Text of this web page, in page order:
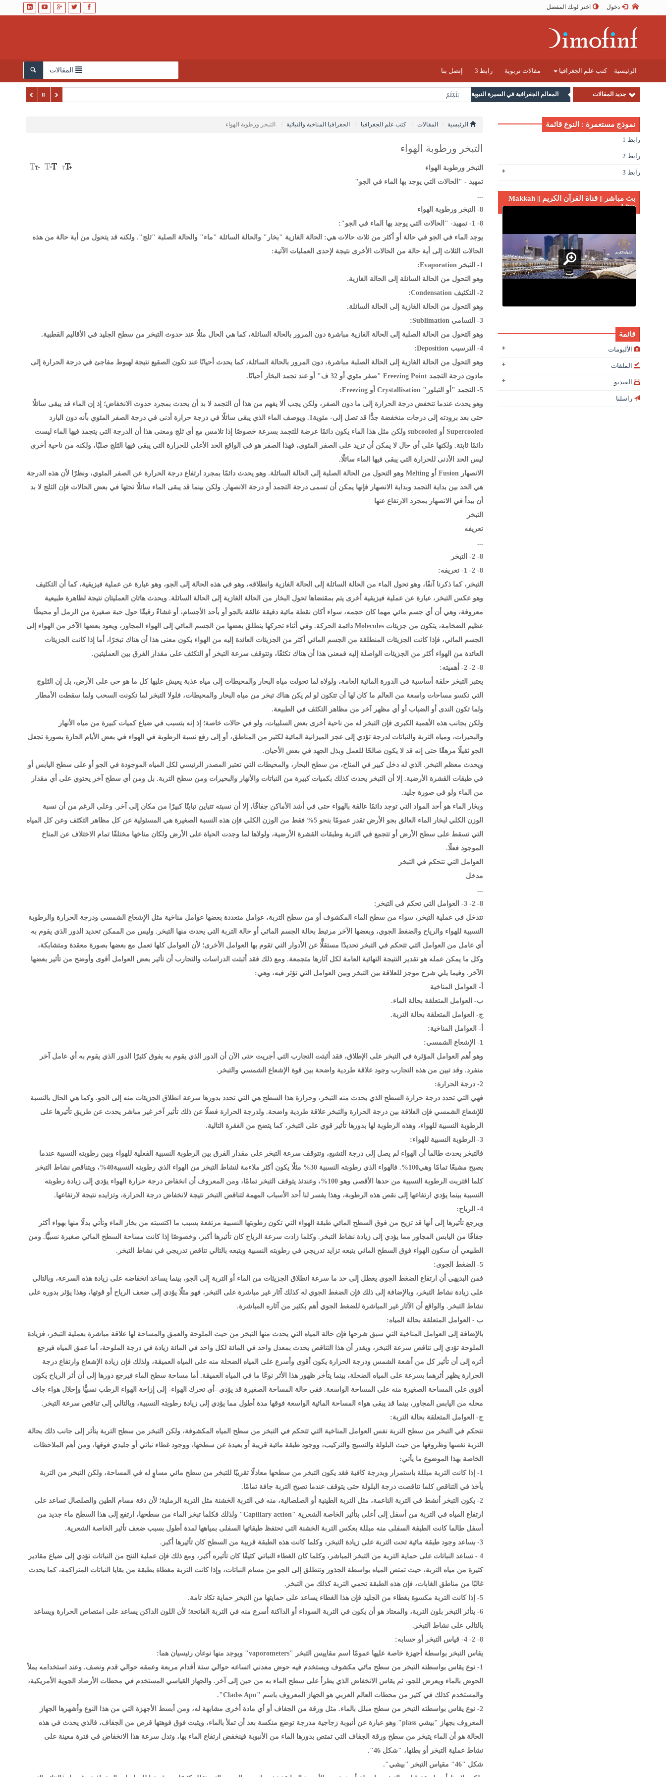
دخول اختر لونك المفضل
الرئيسية كتب علم الجغرافيا مقالات تربوية رابط 3 إتصل بنا المقالات
جديد المقالات المعالم الجغرافية في السيرة النبوية يَلَمْلَمُ
نموذج مستعمرة : النوع قائمة
رابط 1
رابط 2
رابط 3
بث مباشر || قناة القرآن الكريم || Makkah
Live
قائمة
الألبومات
الملفات
الفيديو
راسلنا
الرئيسية المقالات كتب علم الجغرافيا الجغرافيا المناخية والنباتية التبخر ورطوبة الهواء
التبخر ورطوبة الهواء
التبخر ورطوبة الهواء
تمهيد - "الحالات التي يوجد بها الماء في الجو"
...
8- التبخر ورطوبة الهواء
8- 1- تمهيد- "الحالات التي يوجد بها الماء في الجو":
يوجد الماء في الجو في حالة أو أكثر من ثلاث حالات هي: الحالة الغازية "بخار" والحالة السائلة "ماء" والحالة الصلبة "ثلج". ولكنه قد يتحول من أية حالة من هذه
الحالات الثلاث إلى أية حالة من الحالات الأخرى نتيجة لإحدى العمليات الآتية:
1- التبخر Evaporation:
وهو التحول من الحالة السائلة إلى الحالة الغازية.
2- التكثيف Condensation:
وهو التحول من الحالة الغازية إلى الحالة السائلة.
3- التسامي Sublimation:
وهو التحول من الحالة الصلبة إلى الحالة الغازية مباشرة دون المرور بالحالة السائلة، كما هي الحال مثلًا عند حدوث التبخر من سطح الجليد في الأقاليم القطبية.
4- الترسيب Deposition:
وهو التحول من الحالة الغازية إلى الحالة الصلبة مباشرة، دون المرور بالحالة السائلة، كما يحدث أحيانًا عند تكون الصقيع نتيجة لهبوط مفاجئ في درجة الحرارة إلى
مادون درجة التجمد Freezing Point "صفر مئوي أو 32 ف" أو عند تجمد البخار أحيانًا.
5- التجمد "أو التبلور" Crystallisation أو Freezing:
وهو يحدث عندما تنخفض درجة الحرارة إلى ما دون الصفر، ولكن يجب ألا يفهم من هذا أن التجمد لا بد أن يحدث بمجرد حدوث الانخفاض؛ إذ إن الماء قد يبقى سائلًا
حتى بعد برودته إلى درجات منخفضة جدًّا قد تصل إلى- مئوية1. ويوصف الماء الذي يبقى سائلًا في درجة حرارة أدنى في درجة الصفر المئوي بأنه دون البارد
Supercooled أو subcooled ولكن مثل هذا الماء يكون دائمًا عرضة للتجمد بسرعة خصوصًا إذا تلامس مع أي ثلج ومعنى هذا أن الدرجة التي يتجمد فيها الماء ليست
دائمًا ثابتة. ولكنها على أي حال لا يمكن أن تزيد على الصفر المئوي، فهذا الصفر هو في الواقع الحد الأعلى للحرارة التي يبقى فيها الثلج صلبًا، ولكنه من ناحية أخرى
ليس الحد الأدنى للحرارة التي يبقى فيها الماء سائلًا.
الانصهار Fusion أو Melting وهو التحول من الحالة الصلبة إلى الحالة السائلة. وهو يحدث دائمًا بمجرد ارتفاع درجة الحرارة عن الصفر المئوي، ونظرًا لأن هذه الدرجة
هي الحد بين بداية التجمد وبداية الانصهار فإنها يمكن أن تسمى درجة التجمد أو درجة الانصهار. ولكن بينما قد يبقى الماء سائلًا تحتها في بعض الحالات فإن الثلج لا بد
أن يبدأ في الانصهار بمجرد الارتفاع عنها
التبخر
تعريفه
...
8- 2- التبخر
8- 2- 1- تعريفه:
التبخر، كما ذكرنا آنفًا، وهو تحول الماء من الحالة السائلة إلى الحالة الغازية وانطلاقه، وهو في هذه الحالة إلى الجو، وهو عبارة عن عملية فيزيقية، كما أن التكثيف
وهو عكس التبخر، عبارة عن عملية فيزيقية أخرى يتم بمقتضاها تحول البخار من الحالة الغازية إلى الحالة السائلة. ويحدث هاتان العمليتان نتيجة لظاهرة طبيعية
معروفة، وهي أن أي جسم مائي مهما كان حجمه، سواء أكان نقطة مائية دقيقة عالقة بالجو أو بأحد الأجسام، أو غشاءً رقيقًا حول حبة صغيرة من الرمل أو محيطًا
عظيم الضخامة، يتكون من جزيئات Molecules دائمة الحركة. وفي أثناء تحركها ينطلق بعضها من الجسم المائي إلى الهواء المجاور، ويعود بعضها الآخر من الهواء إلى
الجسم المائي، فإذا كانت الجزيئات المنطلقة من الجسم المائي أكثر من الجزيئات العائدة إليه من الهواء يكون معنى هذا أن هناك تبخرًا، أما إذا كانت الجزيئات
العائدة من الهواء أكثر من الجزيئات الواصلة إليه فمعنى هذا أن هناك تكثفًا، وتتوقف سرعة التبخر أو التكثف على مقدار الفرق بين العمليتين.
8- 2- 2- أهميته:
يعتبر التبخر حلقة أساسية في الدورة المائية العامة، ولولاه لما تحولت مياه البحار والمحيطات إلى مياه عذبة يعيش عليها كل ما هو حي على الأرض، بل إن الثلوج
التي تكسو مساحات واسعة من العالم ما كان لها أن تتكون لو لم يكن هناك تبخر من مياه البحار والمحيطات، فلولا التبخر لما تكونت السحب ولما سقطت الأمطار
ولما تكون الندى أو الضباب أو أي مظهر آخر من مظاهر التكثف في الطبيعة.
ولكن بجانب هذه الأهمية الكبرى فإن التبخر له من ناحية أخرى بعض السلبيات، ولو في حالات خاصة؛ إذ إنه يتسبب في ضياع كميات كبيرة من مياه الأنهار
والبحيرات، ومياه التربة والنباتات لدرجة تؤدي إلى عجز الميزانية المائية لكثير من المناطق، أو إلى رفع نسبة الرطوبة في الهواء في بعض الأيام الحارة بصورة تجعل
الجو ثقيلًا مرهقًا حتى إنه قد لا يكون صالحًا للعمل وبذل الجهد في بعض الأحيان.
ويحدث معظم التبخر. الذي له دخل كبير في المناخ، من سطح البحار، والمحيطات التي تعتبر المصدر الرئيسي لكل المياه الموجودة في الجو أو على سطح اليابس أو
في طبقات القشرة الأرضية. إلا أن التبخر يحدث كذلك بكميات كبيرة من النباتات والأنهار والبحيرات ومن سطح التربة. بل ومن أي سطح آخر يحتوي على أي مقدار
من الماء ولو في صورة جليد.
وبخار الماء هو أحد المواد التي توجد دائمًا عالقة بالهواء حتى في أشد الأماكن جفافًا، إلا أن نسبته تتباين تباينًا كبيرًا من مكان إلى آخر. وعلى الرغم من أن نسبة
الوزن الكلي لبخار الماء العالق بجو الأرض تقدر عمومًا بنحو 5% فقط من الوزن الكلي فإن هذه النسبة الصغيرة هي المسئولية عن كل مظاهر التكثف وعن كل المياه
التي تسقط على سطح الأرض أو تتجمع في التربة وطبقات القشرة الأرضية، ولولاها لما وجدت الحياة على الأرض ولكان مناخها مختلفًا تمام الاختلاف عن المناخ
الموجود فعلًا.
العوامل التي تتحكم في التبخر
مدخل
...
8- 2- 3- العوامل التي تحكم في التبخر:
تتدخل في عملية التبخر، سواء من سطح الماء المكشوف أو من سطح التربة، عوامل متعددة بعضها عوامل مناخية مثل الإشعاع الشمسي ودرجة الحرارة والرطوبة
النسبية للهواء والرياح والضغط الجوي، وبعضها الآخر مرتبط بحالة الجسم المائي أو حالة التربة التي يحدث منها التبخر. وليس من الممكن تحديد الدور الذي يقوم به
أي عامل من العوامل التي تتحكم في التبخر تحديدًا مستقلًّا عن الأدوار التي تقوم بها العوامل الأخرى؛ لأن العوامل كلها تعمل مع بعضها بصورة معقدة ومتشابكة،
وكل ما يمكن عمله هو تقدير النتيجة النهائية العامة لكل آثارها متجمعة. ومع ذلك فقد أثبتت الدراسات والتجارب أن تأثير بعض العوامل أقوى وأوضح من تأثير بعضها
الآخر. وفيما يلي شرح موجز للعلاقة بين التبخر وبين العوامل التي تؤثر فيه، وهي:
أ- العوامل المناخية
ب- العوامل المتعلقة بحالة الماء.
ج- العوامل المتعلقة بحالة التربة.
أ- العوامل المناخية:
1- الإشعاع الشمسي:
وهو أهم العوامل المؤثرة في التبخر على الإطلاق، فقد أثبتت التجارب التي أجريت حتى الآن أن الدور الذي يقوم به يفوق كثيرًا الدور الذي يقوم به أي عامل آخر
منفرد. وقد تبين من هذه التجارب وجود علاقة طردية واضحة بين قوة الإشعاع الشمسي والتبخر.
2- درجة الحرارة:
فهي التي تحدد درجة حرارة السطح الذي يحدث منه التبخر، وحرارة هذا السطح هي التي تحدد بدورها سرعة انطلاق الجزيئات منه إلى الجو. وكما هي الحال بالنسبة
للإشعاع الشمسي فإن العلاقة بين درجة الحرارة والتبخر علاقة طردية واضحة. ولدرجة الحرارة فضلًا عن ذلك تأثير آخر غير مباشر يحدث عن طريق تأثيرها على
الرطوبة النسبية للهواء، وهذه الرطوبة لها بدورها تأثير قوي على التبخر، كما يتضح من الفقرة التالية.
3- الرطوبة النسبية للهواء:
فالتبخر يحدث طالما أن الهواء لم يصل إلى درجة التشبع، وتتوقف سرعة التبخر على مقدار الفرق بين الرطوبة النسبية الفعلية للهواء وبين رطوبته النسبية عندما
يصبح مشبعًا تمامًا وهي100%. فالهواء الذي رطوبته النسبية 30% مثلًا يكون أكثر ملاءمة لنشاط التبخر من الهواء الذي رطوبته النسبية40%، ويتناقص نشاط التبخر
كلما اقتربت الرطوبة النسبية من حدها الأقصى وهو 100%، وعندئذ يتوقف التبخر تمامًا، ومن المعروف أن انخفاض درجة حرارة الهواء يؤدي إلى زيادة رطوبته
النسبية بينما يؤدي ارتفاعها إلى نقص هذه الرطوبة، وهذا يفسر لنا أحد الأسباب المهمة لتناقص التبخر نتيجة لانخفاض درجة الحرارة، وتزايده نتيجة لارتفاعها.
4- الرياح:
ويرجع تأثيرها إلى أنها قد تزيح من فوق السطح المائي طبقة الهواء التي تكون رطوبتها النسبية مرتفعة بسبب ما اكتسبته من بخار الماء وتأتي بدلًا منها بهواء أكثر
جفافًا من اليابس المجاور مما يؤدي إلى زيادة نشاط التبخر. وكلما زادت سرعة الرياح كان تأثيرها أكبر، وخصوصًا إذا كانت مساحة السطح المائي صغيرة نسبيًّا. ومن
الطبيعي أن سكون الهواء فوق السطح المائي يتبعه تزايد تدريجي في رطوبته النسبية ويتبعه بالتالي تناقص تدريجي في نشاط التبخر.
5- الضغط الجوى:
فمن البديهي أن ارتفاع الضغط الجوي يعطل إلى حد ما سرعة انطلاق الجزيئات من الماء أو التربة إلى الجو، بينما يساعد انخفاضه على زيادة هذه السرعة، وبالتالي
على زيادة نشاط التبخر، وبالإضافة إلى ذلك فإن الضغط الجوي له كذلك آثار غير مباشرة على التبخر، فهو مثلًا يؤدي إلى ضعف الرياح أو قوتها، وهذا يؤثر بدوره على
نشاط التبخر. والواقع أن الآثار غير المباشرة للضغط الجوي أهم بكثير من آثاره المباشرة.
ب - العوامل المتعلقة بحالة المياه:
بالإضافة إلى العوامل المناخية التي سبق شرحها فإن حالة المياه التي يحدث منها التبخر من حيث الملوحة والعمق والمساحة لها علاقة مباشرة بعملية التبخر، فزيادة
الملوحة تؤدي إلى تناقص سرعة التبخر، ويقدر أن هذا التناقص يحدث بمعدل واحد في المائة لكل واحد في المائة زيادة في درجة الملوحة، أما عمق المياه فيرجع
أثره إلى أن تأثير كل من أشعة الشمس ودرجة الحرارة يكون أقوى وأسرع على المياه الضحلة منه على المياه العميقة، ولذلك فإن زيادة الإشعاع وارتفاع درجة
الحرارة يظهر أثرهما بسرعة على المياه الضحلة، بينما يتأخر ظهور هذا الأثر نوعًا ما في المياه العميقة. أما مساحة سطح الماء فيرجع دورها إلى أن أثر الرياح يكون
أقوى على المساحة الصغيرة منه على المساحة الواسعة. ففي حالة المساحة الصغيرة قد يؤدي -أي تحرك الهواء- إلى إزاحة الهواء الرطب نسبيًّا وإحلال هواء جاف
محله من اليابس المجاور، بينما قد يبقى هواء المساحة المائية الواسعة فوقها مدة أطول مما يؤدي إلى زيادة رطوبته النسبية، وبالتالي إلى تناقص سرعة التبخر.
ج- العوامل المتعلقة بحالة التربة:
تتحكم في التبخر من سطح التربة نفس العوامل المناخية التي تتحكم في التبخر من سطح المياه المكشوفة، ولكن التبخر من سطح التربة يتأثر إلى جانب ذلك بحالة
التربة نفسها وظروفها من حيث البلولة والنسيج والتركيب، ووجود طبقة مائية قريبة أو بعيدة عن سطحها، ووجود غطاء نباتي أو جليدي فوقها، ومن أهم الملاحظات
الخاصة بهذا الموضوع ما يأتي:
1- إذا كانت التربة مبللة باستمرار وبدرجة كافية فقد يكون التبخر من سطحها معادلًا تقريبًا للتبخر من سطح مائي مساوٍ له في المساحة، ولكن التبخر من التربة
يأخذ في التناقص كلما تناقصت درجة البلولة حتى يتوقف عندما تصبح التربة جافة تمامًا.
2- يكون التبخر أنشط في التربة الناعمة، مثل التربة الطينية أو الصلصالية، منه في التربة الخشنة مثل التربة الرملية؛ لأن دقة مسام الطين والصلصال تساعد على
ارتفاع المياه في التربة من أسفل إلى أعلى بتأثير الخاصة الشعرية "Capillary action" ولذلك فكلما تبخر الماء من سطحها، ارتفع إلى هذا السطح ماء جديد من
أسفل طالما كانت الطبقة السفلى منه مبللة بعكس التربة الخشنة التي تحتفظ طبقاتها السفلى بمياهها لمدة أطول بسبب ضعف تأثير الخاصة الشعرية.
3- يساعد وجود طبقة مائية تحت التربة على زيادة التبخر، وكلما كانت هذه الطبقة قريبة من السطح كان تأثيرها أكبر.
4 - تساعد النباتات على حماية التربة من التبخر المباشر، وكلما كان الغطاء النباتي كثيفًا كان تأثيره أكبر، ومع ذلك فإن عملية النتح من النباتات تؤدي إلى ضياع مقادير
كثيرة من مياه التربة، حيث تمتص المياه بواسطة الجذور وتنطلق إلى الجو من مسام النباتات، وإذا كانت التربة مغطاة بطبقة من بقايا النباتات المتراكمة، كما يحدث
غالبًا من مناطق الغابات، فإن هذه الطبقة تحمي التربة كذلك من التبخر.
5- إذا كانت التربة مكسوة بغطاء من الجليد فإن هذا الغطاء يساعد على حمايتها من التبخر حماية تكاد تامة.
6- يتأثر التبخر بلون التربة، والمعتاد هو أن يكون في التربة السوداء أو الداكنة أسرع منه في التربة الفاتحة؛ لأن اللون الداكن يساعد على امتصاص الحرارة ويساعد
بالتالي على نشاط التبخر.
8- 2- 4- قياس التبخر أو حسابه:
يقاس التبخر بواسطة أجهزة خاصة عليها عمومًا اسم مقاييس التبخر "vaporometers" ويوجد منها نوعان رئيسيان هما:
1- نوع يقاس بواسطته التبخر من سطح مائي مكشوف ويستخدم فيه حوض معدني اتساعه حوالي ستة أقدام مربعة وعمقه حوالي قدم ونصف. وعند استخدامه يملأ
الحوض بالماء ويعرض للجو، ثم يقاس الانخفاض الذي يطرأ على سطح الماء به من حين إلى آخر. والجهاز القياسي المستخدم في محطات الأرصاد الجوية الأمريكية،
والمستخدم كذلك في كثير من محطات العالم العربي هو الجهاز المعروف باسم "Cladss Apn".
2- نوع يقاس بواسطته التبخر من سطح مبلل بالماء. مثل ورقة من الجفاف أو أي مادة أخرى مشابهة له، ومن أبسط الأجهزة التي من هذا النوع وأشهرها الجهاز
المعروف بجهاز "بيشي plass" وهو عبارة عن أنبوبة زجاجية مدرجة توضع منكسة بعد أن تملأ بالماء، ويثبت فوق فوهتها قرص من الجفاف، فالذي يحدث في هذه
الحالة هو أن الماء يتبخر من سطح ورقة الجفاف التي تمتص بدورها الماء من الأنبوبة فينخفض ارتفاع الماء بها، وتدل سرعة هذا الانخفاض في فترة معينة على
نشاط عملية التبخر أو بطئها، "شكل 46".
شكل "46" مقياس التبخر "بيشي".